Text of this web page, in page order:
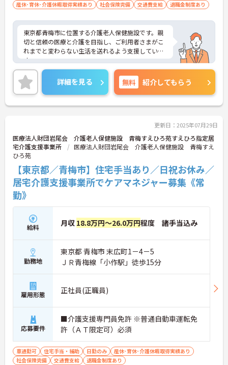
産休･育休･介護休暇取得実績あり
社会保険完備 交通費支給 退職金制度あり
東京都青梅市に位置する介護老人保健施設です。親
切と信頼の医療と介護を目指し、ご利用者さまがこ
れまでと変わらない生活を送れるよう支援していま
す。
賞与計4.25ヶ月分の支給実績があり、職員にしっか
り還元される環境です。夏季休暇や年末年始休暇が
付与されるのも嬉しいポイントです。また、最寄り
駅から徒歩10分とアクセスもしやすいです。
ご興味のある方には、面接対策ポイントなど、さら
詳細を見る 無料 紹介してもらう
更新日：2025年07月29日
医療法人財団岩尾会 介護老人保健施設 青梅すえひろ苑すえひろ指定居
宅介護支援事業所
医療法人財団岩尾会 介護老人保健施設 青梅すえ
ひろ苑
【東京都／青梅市】住宅手当あり／日祝お休み／
居宅介護支援事業所でケアマネジャー募集《常
勤》
給料 月収 18.8万円～26.0万円程度 諸手当込み
勤務地
東京都 青梅市 末広町1－4－5
ＪＲ青梅線「小作駅」徒歩15分
雇用形態 正社員(正職員)
応募要件
■介護支援専門員免許 ※普通自動車運転免
許（ＡＴ限定可）必須
車通勤可 住宅手当・補助 日勤のみ
産休･育休･介護休暇取得実績あり
社会保険完備
交通費支給 退職金制度あり